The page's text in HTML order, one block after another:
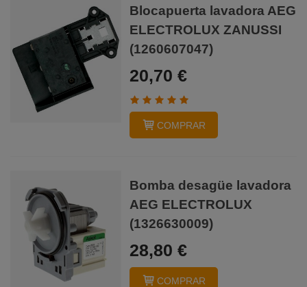
Blocapuerta lavadora AEG
ELECTROLUX ZANUSSI
(1260607047)
20,70 €
COMPRAR
Bomba desagüe lavadora
AEG ELECTROLUX
(1326630009)
28,80 €
COMPRAR